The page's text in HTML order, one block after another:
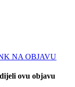
NA OBJAVU
ovu objavu